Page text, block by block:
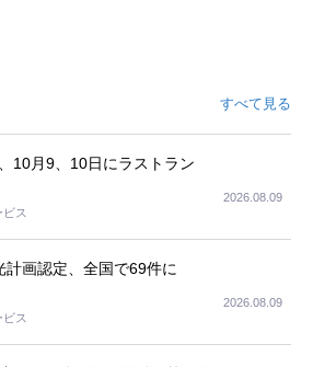
すべて見る
10月9、10日にラストラン
ス
2026.08.09
画認定、全国で69件に
ス
2026.08.09